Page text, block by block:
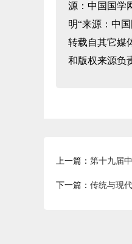
源：中国国学
明“来源：中
转载自其它媒
和版权来源负
上一篇： 第十九届
下一篇： 传统与现